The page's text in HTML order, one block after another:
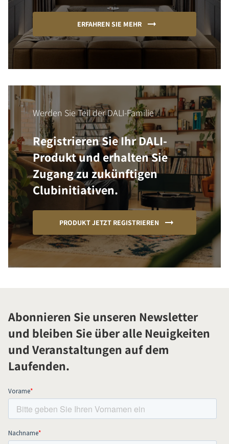
ERFAHREN SIE MEHR
Werden Sie Teil der DALI-Familie
Registrieren Sie Ihr DALI-
Produkt und erhalten Sie
Zugang zu zukünftigen
Clubinitiativen.
PRODUKT JETZT REGISTRIEREN
Abonnieren Sie unseren Newsletter
und bleiben Sie über alle Neuigkeiten
und Veranstaltungen auf dem
Laufenden.